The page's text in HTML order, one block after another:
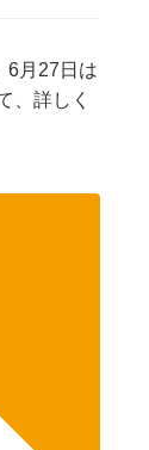
6月27日は
、詳しく